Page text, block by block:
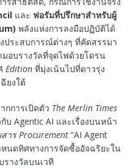
และ ฟอรัมที่ปรึกษาสำหรับผู้
พลังแห่งการลงมือปฏิบัติได้
ประสบการณ์ต่างๆ ที่คัดสรรมา
อบรางวัลที่จุดไฟด้วยโดรน
Edition ที่มุ่งเน้นไปที่ดาวรุ่ง
ยงใต้
กการเปิดตัว The Merlin Times
บ Agentic AI และเรื่องบนหน้า
าร Procurement “AI Agent
หนดทิศทางการจัดซื้ออัจฉริยะใน
รางวัลบนเวที